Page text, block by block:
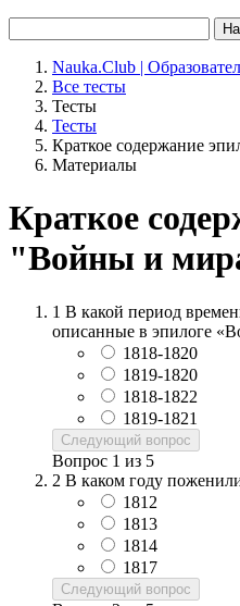
Nauka.Club |
Все тесты
Тесты
Тесты
Краткое содержание
Материалы
Краткое
"Войны и
1 В какой период
описанные в эпилоге
1818-1820
1819-1820
1818-1822
1819-1821
Следующий вопрос
Вопрос 1 из 5
2 В каком году
1812
1813
1814
1817
Следующий вопрос